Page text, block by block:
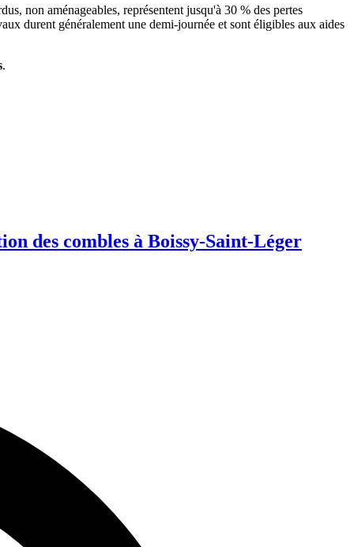
non aménageables, représentent jusqu'à 30 % des pertes
durent généralement une demi-journée et sont éligibles aux aides
.
des combles à Boissy-Saint-Léger